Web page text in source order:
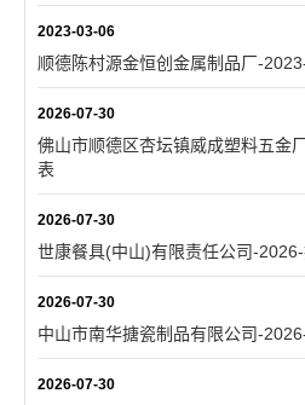
2023-03-06
顺德陈村源金恒创金属制品厂-
2026-07-30
佛山市顺德区杏坛镇威成塑料五金
表
2026-07-30
世康餐具(中山)有限责任公司-
2026-07-30
中山市南华搪瓷制品有限公司-
2026-07-30